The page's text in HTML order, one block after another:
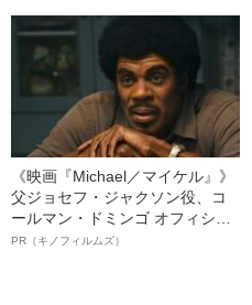
《映画『Michael／マイケル』》
父ジョセフ・ジャクソン役、コ
ールマン・ドミンゴ オフィシャ
ルインタビュー“観客を魅了した
PR（キノフィルムズ）